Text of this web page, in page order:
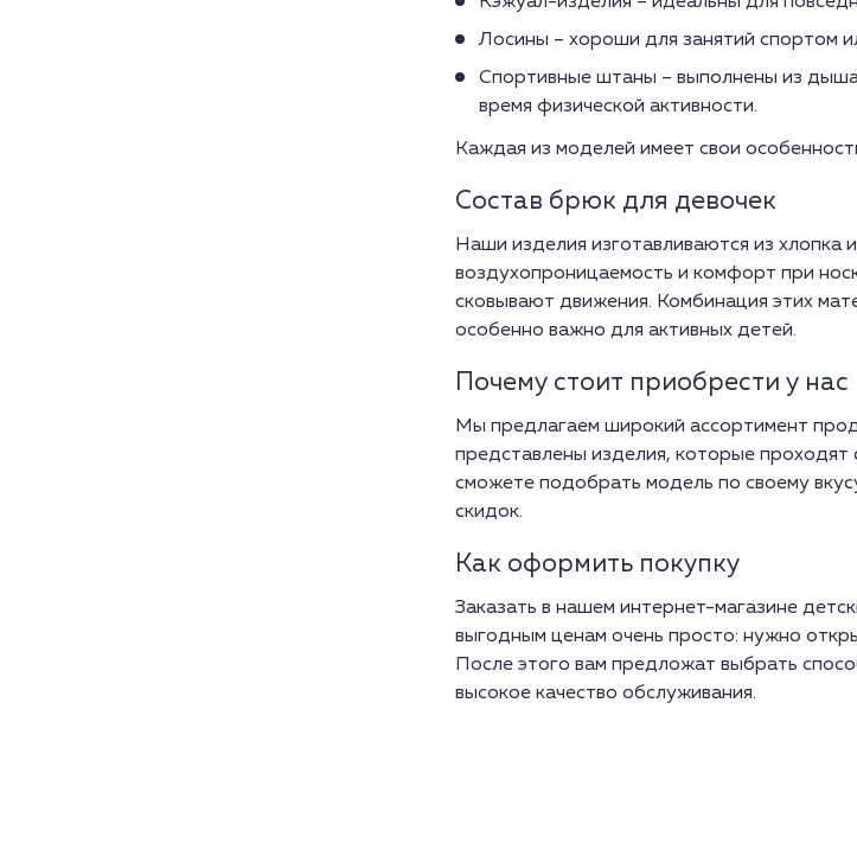
Лосины – хороши для занятий спортом
Спортивные штаны – выполнены из
время физической активности.
Каждая из моделей имеет свои
Состав брюк для девочек
Наши изделия изготавливаются из хлопка
воздухопроницаемость и комфорт при
сковывают движения. Комбинация этих
особенно важно для активных детей.
Почему стоит приобрести у нас
Мы предлагаем широкий ассортимент
представлены изделия, которые проходят
сможете подобрать модель по своему
скидок.
Как оформить покупку
Заказать в нашем интернет-магазине
выгодным ценам очень просто: нужно
После этого вам предложат выбрать
высокое качество обслуживания.